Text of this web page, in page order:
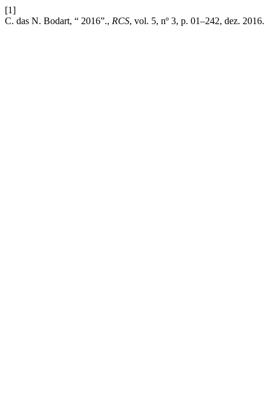
[1]
C. das N. Bodart, “ 2016”., RCS, vol. 5, nº 3, p. 01–242, dez. 2016.